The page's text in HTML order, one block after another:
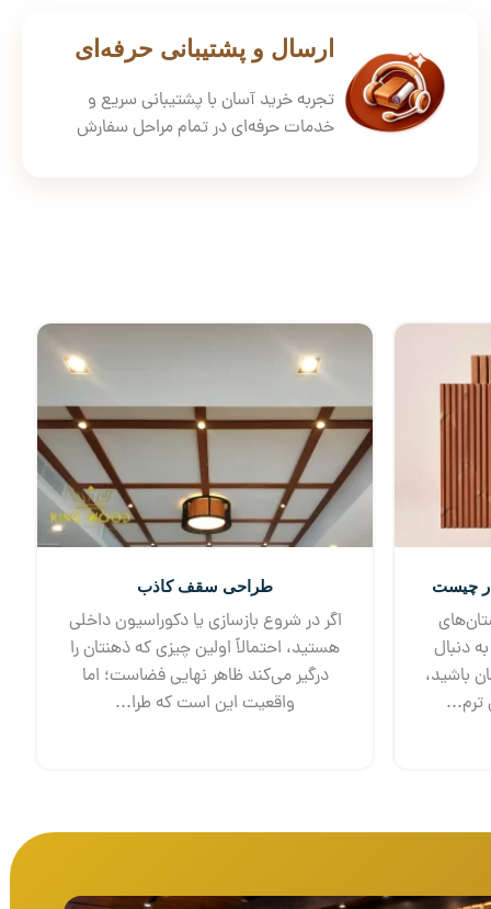
ارسال و پشتیبانی حرفه‌ای
تجربه خرید آسان با پشتیبانی سریع و
خدمات حرفه‌ای در تمام مراحل سفارش
چیست
دنبال
باشید،
طراحی سقف کاذب
اگر در شروع بازسازی یا دکوراسیون داخلی
هستید، احتمالاً اولین چیزی که ذهنتان را
درگیر می‌کند ظاهر نهایی فضاست؛ اما
واقعیت این است که طرا...